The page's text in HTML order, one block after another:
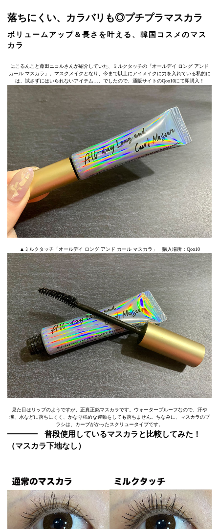
落ちにくい、カラバリも◎プチプラマスカラ
ボリュームアップ＆長さを叶える、韓国コスメのマス
カラ
にこるんこと藤田ニコルさんが紹介していた、ミルクタッチの「オールデイ ロング アンド
カール マスカラ」。マスクメイクとなり、今まで以上にアイメイクに力を入れている私的に
は、試さずにはいられないアイテム…。でしたので、通販サイトのQoo10にて即購入！
▲ミルクタッチ「オールデイ ロング アンド カール マスカラ」 購入場所：Qoo10
見た目はリップのようですが、正真正銘マスカラです。ウォータープルーフなので、汗や
涙、水などに落ちにくく、かなり強めな運動をしても落ちません。ちなみに、マスカラのブ
ラシは、カーブがかったスクリュータイプです。
普段使用しているマスカラと比較してみた！
（マスカラ下地なし）